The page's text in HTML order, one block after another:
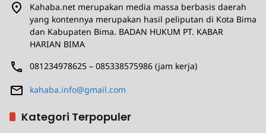
Kahaba.net merupakan media massa berbasis daerah
yang kontennya merupakan hasil peliputan di Kota Bima
dan Kabupaten Bima. BADAN HUKUM PT. KABAR
HARIAN BIMA
081234978625 – 085338575986 (jam kerja)
kahaba.info@gmail.com
Kategori Terpopuler